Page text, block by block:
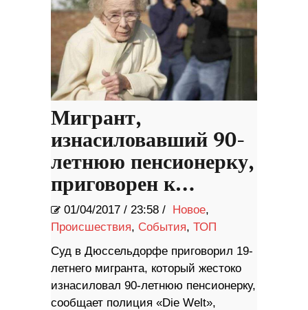
Мигрант,
изнасиловавший 90-
летнюю пенсионерку,
приговорен к…
01/04/2017 / 23:58 / Новое,
Происшествия, События, ТОП
Суд в Дюссельдорфе приговорил 19-
летнего мигранта, который жестоко
изнасиловал 90-летнюю пенсионерку,
сообщает полиция «Die Welt»,